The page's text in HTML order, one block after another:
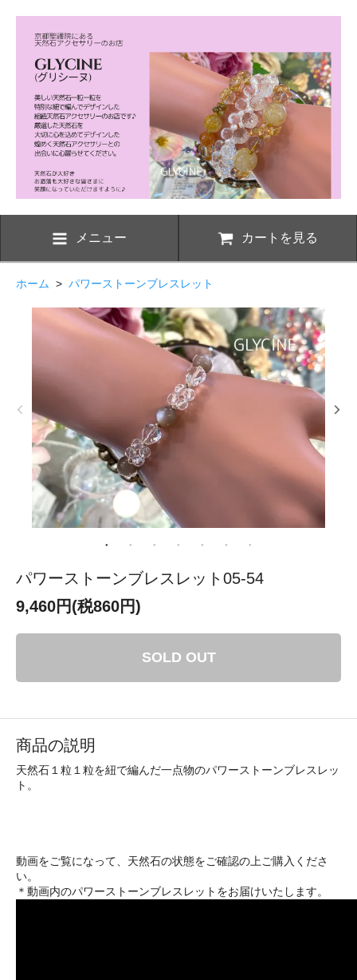
メニュー カートを見る
ホーム > パワーストーンブレスレット
パワーストーンブレスレット05-54
9,460円(税860円)
SOLD OUT
商品の説明
天然石１粒１粒を紐で編んだ一点物のパワーストーンブレスレッ
ト。
動画をご覧になって、天然石の状態をご確認の上ご購入くださ
い。
＊動画内のパワーストーンブレスレットをお届けいたします。